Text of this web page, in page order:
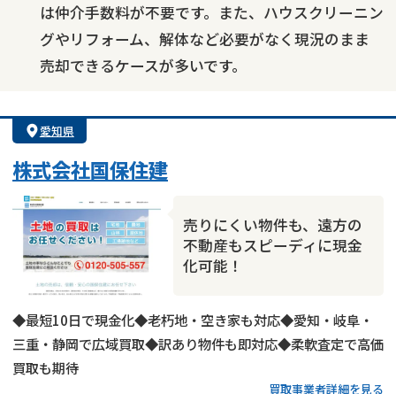
は仲介手数料が不要です。また、ハウスクリーニン
グやリフォーム、解体など必要がなく現況のまま
売却できるケースが多いです。
愛知県
株式会社国保住建
売りにくい物件も、遠方の
不動産もスピーディに現金
化可能！
◆最短10日で現金化◆老朽地・空き家も対応◆愛知・岐阜・
三重・静岡で広域買取◆訳あり物件も即対応◆柔軟査定で高価
買取も期待
買取事業者詳細を見る